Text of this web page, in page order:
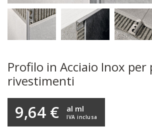
Profilo in Acciaio Inox
rivestimenti
9,64 € IVA inclusa
al ml